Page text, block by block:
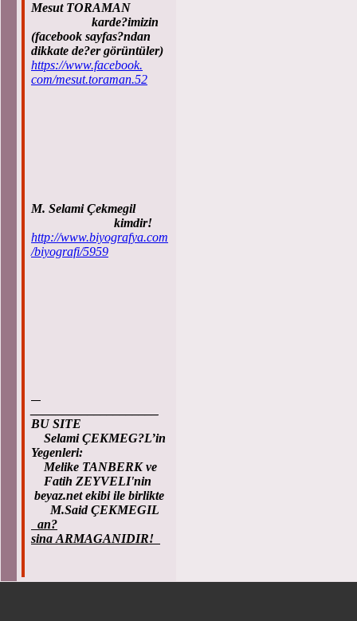
Mesut TORAMAN
karde?imizin
(facebook sayfas?ndan
dikkate de?er görüntüler)
https://www.facebook.
com/mesut.toraman.52
M. Selami Çekmegil
kimdir!
http://www.biyografya.com
/biyografi/5959
BU SITE
Selami ÇEKMEG?L’in
Yegenleri:
Melike TANBERK ve
Fatih ZEYVELI'nin
beyaz.net ekibi ile birlikte
M.Said ÇEKMEGIL
an?
sina ARMAGANIDIR!